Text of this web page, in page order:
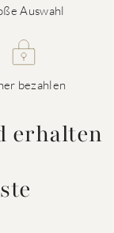
Auswahl
bezahlen
erhalten